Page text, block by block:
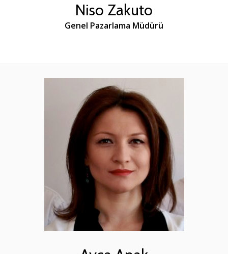
Niso Zakuto
Genel Pazarlama Müdürü